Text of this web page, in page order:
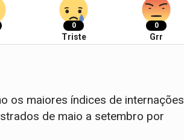
0
Triste
0
Grr
os maiores índices de internações
de maio a setembro por